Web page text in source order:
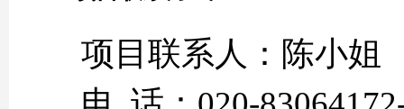
项目联系人：陈小姐